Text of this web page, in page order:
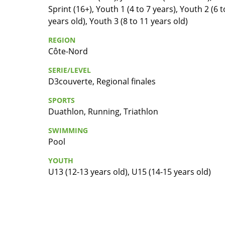
Sprint (16+), Youth 1 (4 to 7 years), Youth 2 (6
years old), Youth 3 (8 to 11 years old)
REGION
Côte-Nord
SERIE/LEVEL
D3couverte, Regional finales
SPORTS
Duathlon, Running, Triathlon
SWIMMING
Pool
YOUTH
U13 (12-13 years old), U15 (14-15 years old)